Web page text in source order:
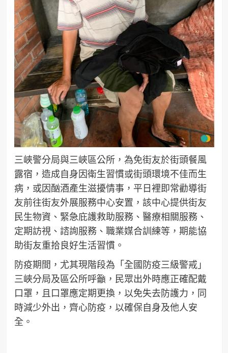
三峽警分局與三峽區公所，為免街友於街頭餐風
露宿，造成自身因衛生習慣或街頭環境不佳而生
病，或因酗酒產生滋擾情事，平日裡即常勸導街
友前往街友外展服務中心安置，該中心提供街友
民生物資、緊急庇護救助服務、醫療相關服務、
定期訪視、諮詢服務、職業媒合訓練等，期能協
助街友重拾良好生活習慣。
防疫期間，尤其現階段為「全國防疫三級警戒」
三峽分局及區公所呼籲，民眾出外時應正確配戴
口罩，且口罩應定期更換，以免失去防護力，同
時減少外出，齊心防疫，以確保自身及他人安
全。